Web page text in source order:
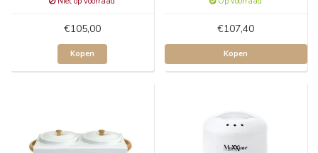
€105,00
Kopen
€107,40
Kopen